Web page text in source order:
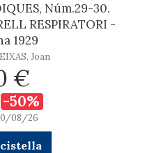
Núm.29-30.
RESPIRATORI -
1929
Joan
€
-50%
08/26